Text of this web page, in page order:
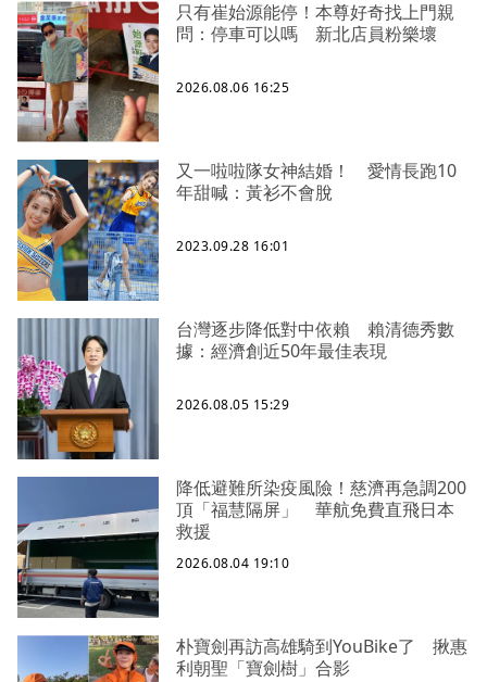
只有崔始源能停！本尊好奇找上門親
問：停車可以嗎 新北店員粉樂壞
2026.08.06 16:25
又一啦啦隊女神結婚！ 愛情長跑10
年甜喊：黃衫不會脫
2023.09.28 16:01
台灣逐步降低對中依賴 賴清德秀數
據：經濟創近50年最佳表現
2026.08.05 15:29
降低避難所染疫風險！慈濟再急調200
頂「福慧隔屏」 華航免費直飛日本
救援
2026.08.04 19:10
朴寶劍再訪高雄騎到YouBike了 揪惠
利朝聖「寶劍樹」合影